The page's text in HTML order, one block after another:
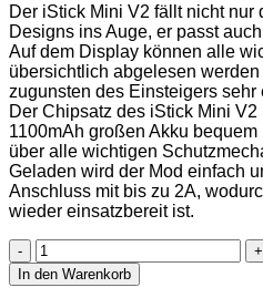
Der iStick Mini V2 fällt nicht nur
Designs ins Auge, er passt
Auf dem Display können alle
übersichtlich abgelesen
zugunsten des Einsteigers sehr
Der Chipsatz des iStick Mini
1100mAh großen Akku
über alle wichtigen
Geladen wird der Mod einfach
Anschluss mit bis zu 2A,
wieder einsatzbereit ist.
Eleaf
iStick
Mini
In den Warenkorb